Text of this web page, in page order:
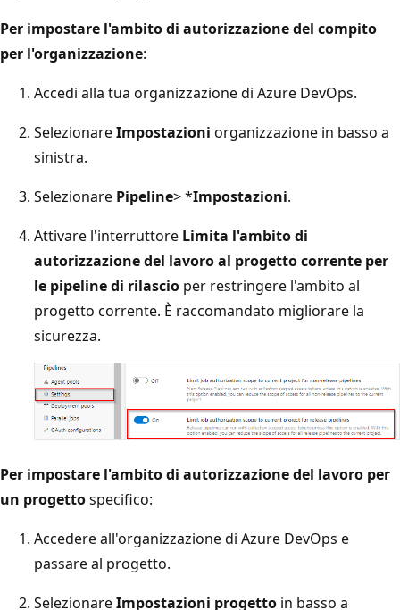
Per impostare l'ambito di autorizzazione del compito
per l'organizzazione:
Accedi alla tua organizzazione di Azure DevOps.
SelezionareImpostazioni organizzazione in basso a
sinistra.
Selezionare Pipeline> *Impostazioni.
Attivare l'interruttore Limita l'ambito di
autorizzazione del lavoro al progetto corrente per
le pipeline di rilascio per restringere l'ambito al
progetto corrente. È raccomandato migliorare la
sicurezza.
Per impostare l'ambito di autorizzazione del lavoro per
un progettospecifico:
Accedere all'organizzazione di Azure DevOps e
passare al progetto.
SelezionareImpostazioni progetto in basso a